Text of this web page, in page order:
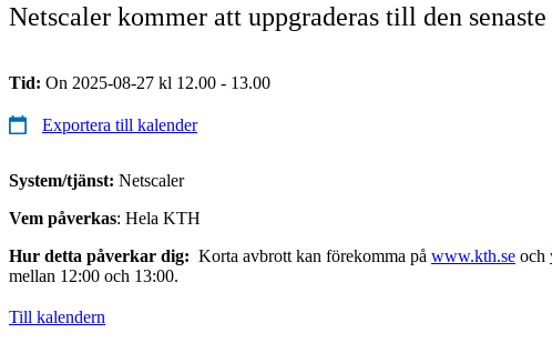
Netscaler kommer att uppgraderas till den
Tid: On 2025-08-27 kl 12.00 - 13.00
Exportera till kalender
System/tjänst: Netscaler
Vem påverkas: Hela KTH
Hur detta påverkar dig: Korta avbrott kan förekomma på www.kth.se och
mellan 12:00 och 13:00.
Till kalendern